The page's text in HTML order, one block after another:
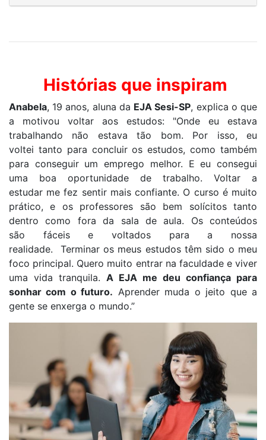
Histórias que inspiram
Anabela, 19 anos, aluna da EJASesi-SP, explica o que
a motivou voltar aos estudos: "Onde eu estava
trabalhando não estava tão bom. Por isso, eu
voltei tanto para concluiros estudos, como também
para conseguir um emprego melhor. E eu consegui
uma boa oportunidade de trabalho. Voltar a
estudar me fez sentir mais confiante. O curso é muito
prático, e os professores são bem solícitos tanto
dentro como fora da sala de aula. Os conteúdos
são fáceis e voltados para a nossa
realidade.
Terminar os meus estudostêm sido o meu
foco principal. Quero muito entrar na faculdade e viver
uma vida tranquila. A EJA me deu confiança para
sonhar com o futuro. Aprender muda o jeito que a
gente se enxerga o mundo.”